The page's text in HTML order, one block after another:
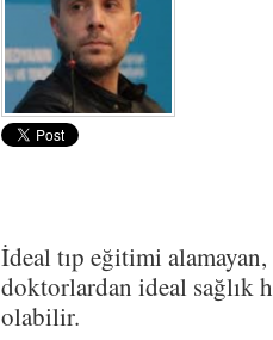
İdeal tıp eğitimi
doktorlardan ideal sağlık
olabilir.